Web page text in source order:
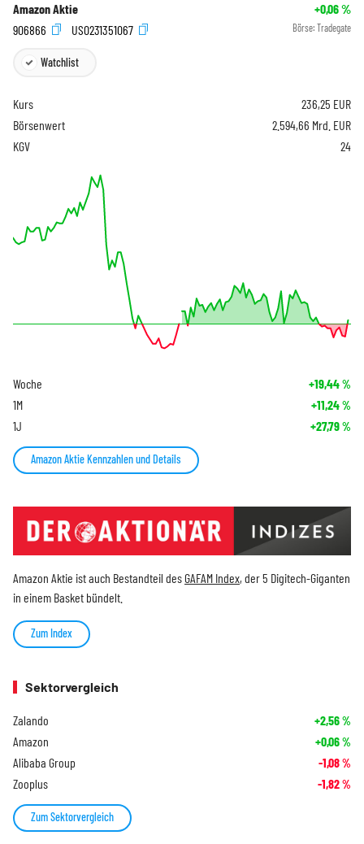
Amazon Aktie +0,06%
906866
US0231351067 Börse: Tradegate
Watchlist
Kurs 236,25 EUR
Börsenwert
2.594,66 Mrd. EUR
KGV
24
Woche +19,44%
1M +11,24%
1J +27,79%
Amazon Aktie Kennzahlen und Details
Amazon Aktie ist auch Bestandteil desGAFAM Index, der 5 Digitech-Giganten
in einem Basket bündelt.
Zum Index
Sektorvergleich
Zalando +2,56%
Amazon +0,06%
Alibaba Group -1,08%
Zooplus -1,82%
Zum Sektorvergleich